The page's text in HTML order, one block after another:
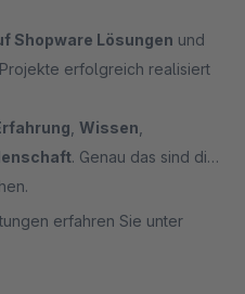
Shopware Lösungen und
erfolgreich realisiert
Wissen
. Genau das sind die
erfahren Sie unter